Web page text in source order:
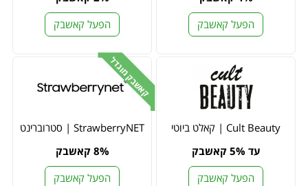
הפעל קאשבק
הפעל קאשבק
Cult Beauty | קאלט ביוטי
עד 5% קאשבק
הפעל קאשבק
קאשבק מוגדל
StrawberryNET | סטרוברינט
8% קאשבק
הפעל קאשבק